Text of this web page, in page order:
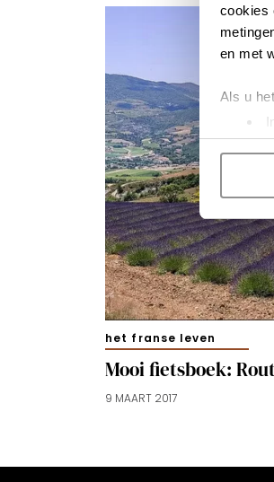
cookies
en met
Als u
Lees
Kijk
het franse leven
Mooi fietsboek:
9 MAART 2017